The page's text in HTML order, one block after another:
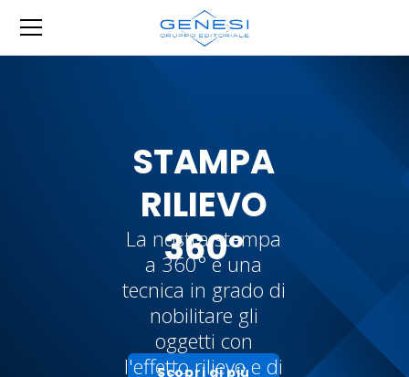
STAMPA
RILIEVO
360°
Scopri di più
La nostra stampa
a 360° è una
tecnica in grado di
nobilitare gli
oggetti con
l'effetto rilievo e di